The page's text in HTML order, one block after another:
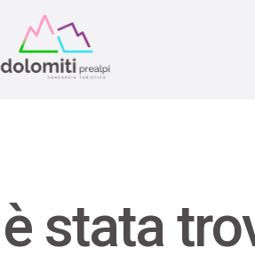
stata